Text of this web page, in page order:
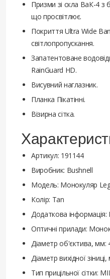
Призми зі скла ВаК-4
що просвітлює.
Покриття Ultra Wide
світлопропускання.
Запатентоване
RainGuard HD.
Висувний наглазник.
Планка Пікатінні.
Візирна сітка.
Артикул: 191144
Виробник: Bushnell
Модель: Монокуляр
Колір: Tan
Додаткова інформація:
Оптичні прилади:
Діаметр об'єктива, мм:
Діаметр вихідної
Тип прицільної сітки: